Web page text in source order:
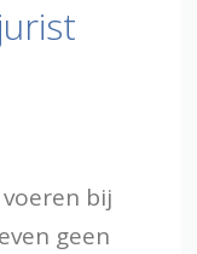
bij
geen